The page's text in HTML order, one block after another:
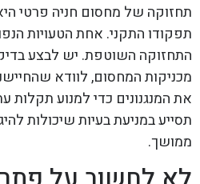
תחזוקה של מחסום חניה פרטי
תפקודו התקני. אחת הטעויות
התחזוקה השוטפת. יש לבצע
מכניקות המחסום, לוודא
את המנגנונים כדי למנוע תקלות
תסייע במניעת בעיות שיכולות
ממושך.